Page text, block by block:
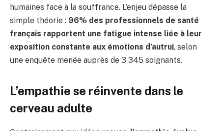
humaines face à la souffrance. L’enjeu dépasse la
simple théorie : 96% des professionnels de santé
français rapportent une fatigue intense liée à leur
exposition constante aux émotions d’autrui, selon
une enquête menée auprès de 3 345 soignants.
L’empathie se réinvente dans le
cerveau adulte